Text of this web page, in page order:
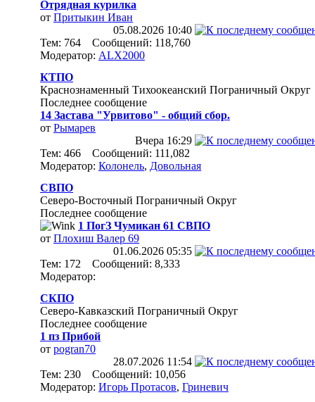
Отрядная курилка
от Притыкин Иван
05.08.2026 10:40
Тем: 764 Сообщений: 118,760
Модератор: ALX2000
КТПО
Краснознаменный Тихоокеанский Пограничный Округ
Последнее сообщение
14 Застава "Урвитово" - общий сбор.
от Рымарев
Вчера 16:29
Тем: 466 Сообщений: 111,082
Модератор: Колонель, Довольная
СВПО
Северо-Восточный Пограничный Округ
Последнее сообщение
1 ПогЗ Чумикан 61 СВПО
от Плохиш Валер 69
01.06.2026 05:35
Тем: 172 Сообщений: 8,333
Модератор:
СКПО
Северо-Кавказский Пограничный Округ
Последнее сообщение
1 пз Прибой
от pogran70
28.07.2026 11:54
Тем: 230 Сообщений: 10,056
Модератор: Игорь Протасов, Гриневич